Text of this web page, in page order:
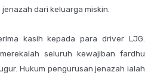
dari keluarga miskin.
kasih kepada para driver LJG.
seluruh kewajiban fardhu
Hukum pengurusan jenazah ialah